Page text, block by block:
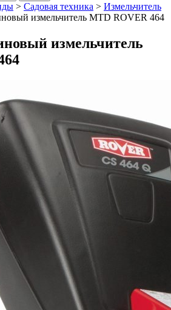
> Садовая техника > Измельчитель
измельчитель MTD ROVER 464
измельчитель